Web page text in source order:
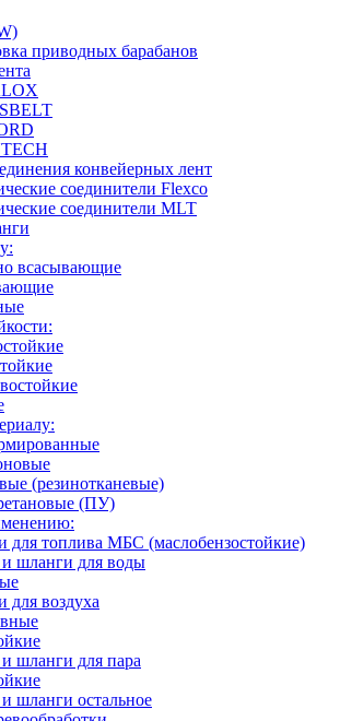
приводных барабанов
конвейерных лент
соединители Flexco
соединители MLT
всасывающие
(резинотканевые)
(ПУ)
для топлива МБС (маслобензостойкие)
и шланги для воды
для воздуха
шланги для пара
шланги остальное